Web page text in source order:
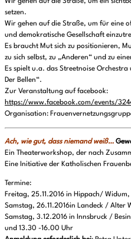
setzen.
Wir gehen auf die Straße, um für eine
und demokratische Gesellschaft
Es braucht Mut sich zu positionieren,
zu sich selbst, zu „Anderen“ und zu
Es spielt u.a. das Streetnoise
Der Bellen“.
Zur Veranstaltung auf facebook:
https://www.facebook.com/events/
Organisation:
Ach, wie gut, dass niemand weiß…
Ein Theaterworkshop, der nach
Eine Initiative der Katholischen
Termine:
Freitag, 25.11.2016 in Hippach/
Samstag, 26.11.2016in Landeck /
Samstag, 3.12.2016 in Innsbruck /
und 13.30 -16.00 Uhr